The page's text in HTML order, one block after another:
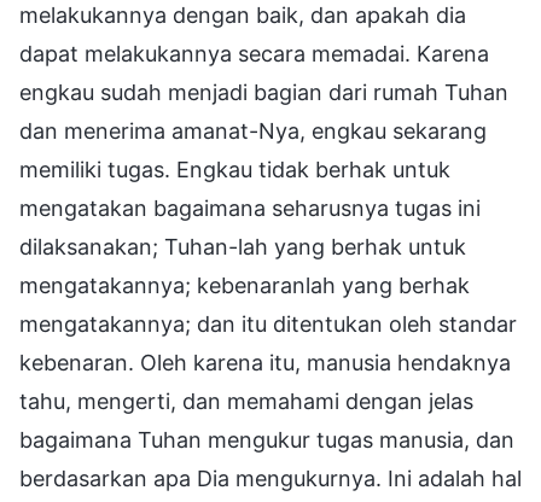
melakukannya dengan baik, dan apakah dia
dapat melakukannya secara memadai. Karena
engkau sudah menjadi bagian dari rumah Tuhan
dan menerima amanat-Nya, engkau sekarang
memiliki tugas. Engkau tidak berhak untuk
mengatakan bagaimana seharusnya tugas ini
dilaksanakan; Tuhan-lah yang berhak untuk
mengatakannya; kebenaranlah yang berhak
mengatakannya; dan itu ditentukan oleh standar
kebenaran. Oleh karena itu, manusia hendaknya
tahu, mengerti, dan memahami dengan jelas
bagaimana Tuhan mengukur tugas manusia, dan
berdasarkan apa Dia mengukurnya. Ini adalah hal